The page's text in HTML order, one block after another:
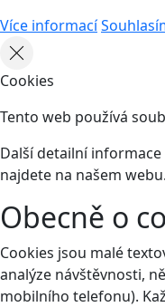
Více informací
Cookies
Tento web používá
Další detailní
najdete na našem webu.
Obecně o
Cookies jsou malé
analýze návštěvnosti,
mobilního telefonu).